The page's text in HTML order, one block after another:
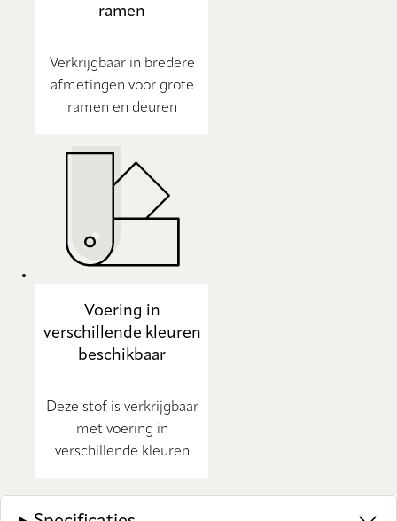
ramen
Verkrijgbaar in bredere
afmetingen voor grote
ramen en deuren
Voering in
verschillende kleuren
beschikbaar
Deze stof is verkrijgbaar
met voering in
verschillende kleuren